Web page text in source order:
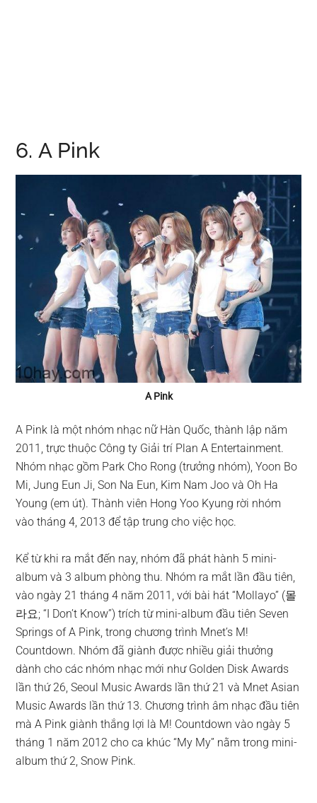
6. A Pink
A Pink
A Pink là một nhóm nhạc nữ Hàn Quốc, thành lập năm
2011, trực thuộc Công ty Giải trí Plan A Entertainment.
Nhóm nhạc gồm Park Cho Rong (trưởng nhóm), Yoon Bo
Mi, Jung Eun Ji, Son Na Eun, Kim Nam Joo và Oh Ha
Young (em út). Thành viên Hong Yoo Kyung rời nhóm
vào tháng 4, 2013 để tập trung cho việc học.
Kể từ khi ra mắt đến nay, nhóm đã phát hành 5 mini-
album và 3 album phòng thu. Nhóm ra mắt lần đầu tiên,
vào ngày 21 tháng 4 năm 2011, với bài hát “Mollayo” (몰
라요; “I Don’t Know”) trích từ mini-album đầu tiên Seven
Springs of A Pink, trong chương trình Mnet’s M!
Countdown. Nhóm đã giành được nhiều giải thưởng
dành cho các nhóm nhạc mới như Golden Disk Awards
lần thứ 26, Seoul Music Awards lần thứ 21 và Mnet Asian
Music Awards lần thứ 13. Chương trình âm nhạc đầu tiên
mà A Pink giành thắng lợi là M! Countdown vào ngày 5
tháng 1 năm 2012 cho ca khúc “My My” nằm trong mini-
album thứ 2, Snow Pink.